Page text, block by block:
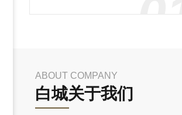
ABOUT COMPANY
白城关于我们